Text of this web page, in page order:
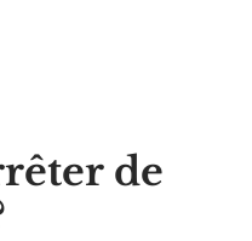
de